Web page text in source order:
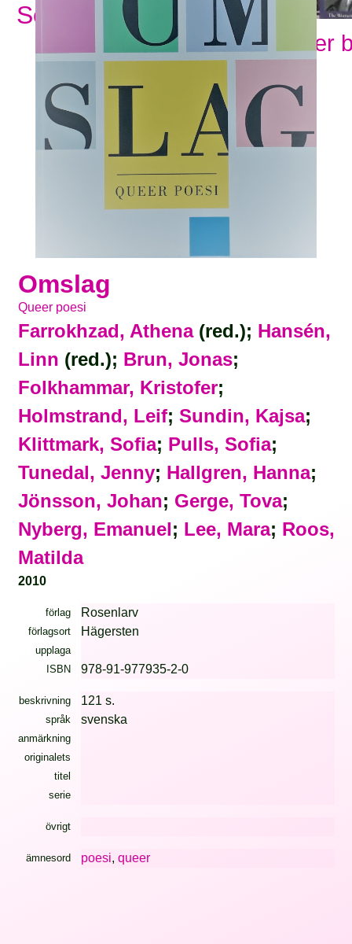
Se alla ämnesord
Visa fler
Omslag
Queer poesi
Farrokhzad, Athena(red.); Hansén,
Linn (red.); Brun, Jonas;
Folkhammar, Kristofer;
Holmstrand, Leif; Sundin, Kajsa;
Klittmark, Sofia; Pulls, Sofia;
Tunedal, Jenny; Hallgren, Hanna;
Jönsson, Johan; Gerge, Tova;
Nyberg, Emanuel; Lee, Mara; Roos,
Matilda
2010
förlag Rosenlarv
förlagsort Hägersten
upplaga
ISBN
978-91-977935-2-0
beskrivning 121 s.
språk svenska
anmärkning
originalets
titel
serie
övrigt
ämnesord poesi, queer